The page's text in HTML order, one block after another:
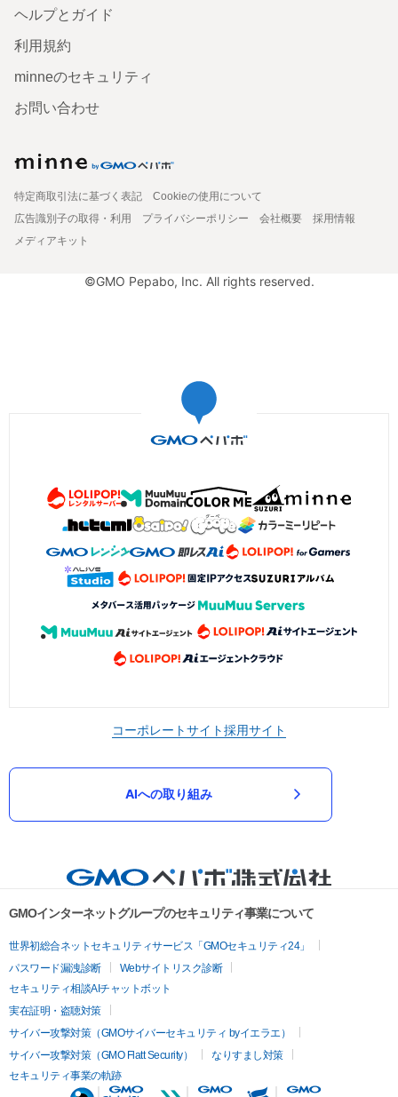
ヘルプとガイド
利用規約
minneのセキュリティ
お問い合わせ
特定商取引法に基づく表記
Cookieの使用について
広告識別子の取得・利用
プライバシーポリシー 会社概要
採用情報
メディアキット
©GMO Pepabo, Inc. All rights reserved.
コーポレートサイト採用サイト
AIへの取り組み
GMOインターネットグループのセキュリティ事業について
世界初総合ネットセキュリティサービス「GMOセキュリティ24」
パスワード漏洩診断
Webサイトリスク診断
セキュリティ相談AIチャットボット
実在証明・盗聴対策
サイバー攻撃対策（GMOサイバーセキュリティ byイエラエ）
サイバー攻撃対策（GMO Flatt Security）
なりすまし対策
セキュリティ事業の軌跡